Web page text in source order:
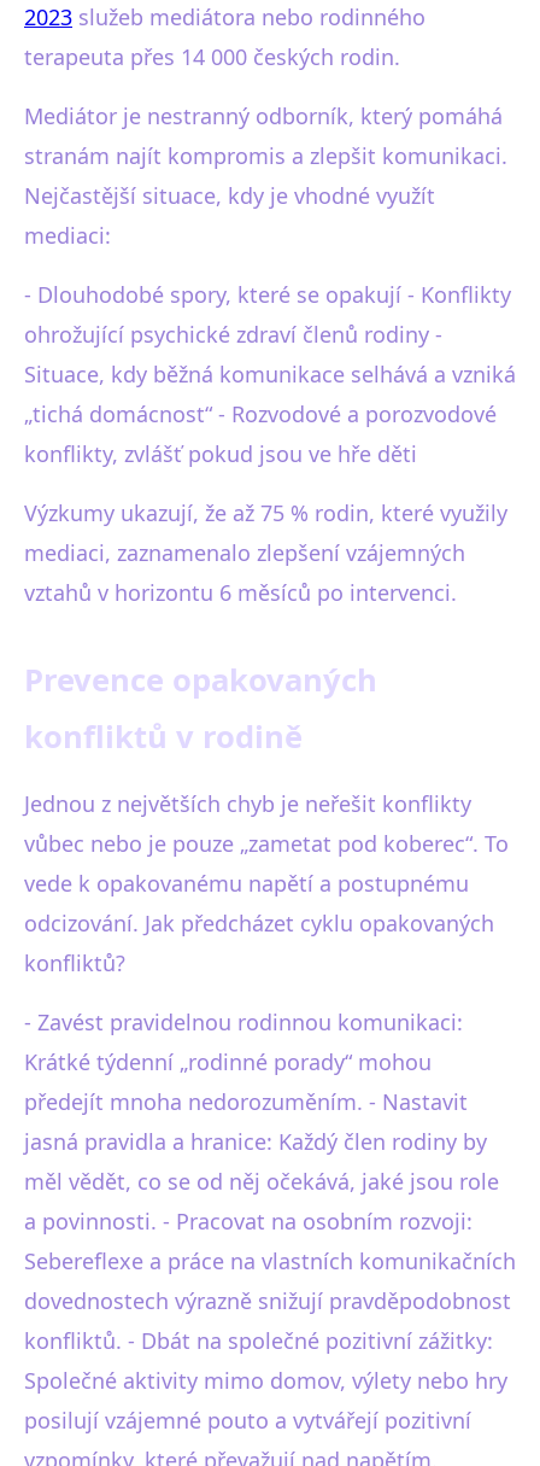
2023 služeb mediátora nebo rodinného
terapeuta přes 14 000 českých rodin.
Mediátor je nestranný odborník, který pomáhá
stranám najít kompromis a zlepšit komunikaci.
Nejčastější situace, kdy je vhodné využít
mediaci:
- Dlouhodobé spory, které se opakují - Konflikty
ohrožující psychické zdraví členů rodiny -
Situace, kdy běžná komunikace selhává a vzniká
„tichá domácnost“ - Rozvodové a porozvodové
konflikty, zvlášť pokud jsou ve hře děti
Výzkumy ukazují, že až 75 % rodin, které využily
mediaci, zaznamenalo zlepšení vzájemných
vztahů v horizontu 6 měsíců po intervenci.
Prevence opakovaných
konfliktů v rodině
Jednou z největších chyb je neřešit konflikty
vůbec nebo je pouze „zametat pod koberec“. To
vede k opakovanému napětí a postupnému
odcizování. Jak předcházet cyklu opakovaných
konfliktů?
- Zavést pravidelnou rodinnou komunikaci:
Krátké týdenní „rodinné porady“ mohou
předejít mnoha nedorozuměním. - Nastavit
jasná pravidla a hranice: Každý člen rodiny by
měl vědět, co se od něj očekává, jaké jsou role
a povinnosti. - Pracovat na osobním rozvoji:
Sebereflexe a práce na vlastních komunikačních
dovednostech výrazně snižují pravděpodobnost
konfliktů. - Dbát na společné pozitivní zážitky:
Společné aktivity mimo domov, výlety nebo hry
posilují vzájemné pouto a vytvářejí pozitivní
vzpomínky, které převažují nad napětím.